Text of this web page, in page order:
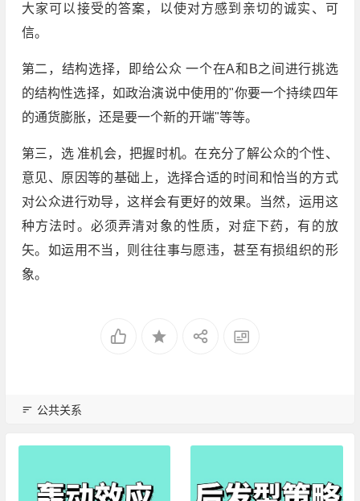
大家可以接受的答案，以使对方感到亲切的诚实、可
信。
第二，结构选择，即给公众 一个在A和B之间进行挑选
的结构性选择，如政治演说中使用的"你要一个持续四年
的通货膨胀，还是要一个新的开端"等等。
第三，选 准机会，把握时机。在充分了解公众的个性、
意见、原因等的基础上，选择合适的时间和恰当的方式
对公众进行劝导，这样会有更好的效果。当然，运用这
种方法时。必须弄清对象的性质，对症下药，有的放
矢。如运用不当，则往往事与愿违，甚至有损组织的形
象。
公共关系